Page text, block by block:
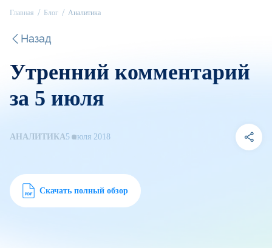
Главная Блог Аналитика
Назад
Утренний комментарий
за 5 июля
АНАЛИТИКА5 июля 2018
Скачать полный обзор